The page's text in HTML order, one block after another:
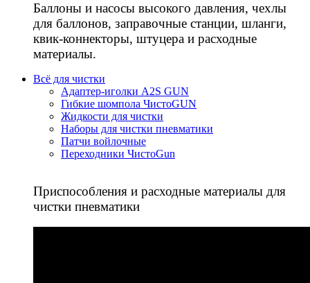
Баллоны и насосы высокого давления, чехлы
для баллонов, заправочные станции, шланги,
квик-коннекторы, штуцера и расходные
материалы.
Всё для чистки
Адаптер-иголки A2S GUN
Гибкие шомпола ЧистоGUN
Жидкости для чистки
Наборы для чистки пневматики
Патчи войлочные
Переходники ЧистоGun
Приспособления и расходные материалы для
чистки пневматики